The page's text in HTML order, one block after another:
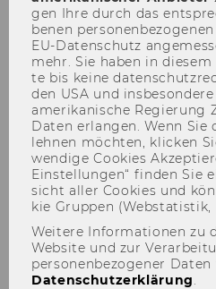
Sprachkurse
gen Ihre durch das
be­nen
EU-​Datenschutz
mehr. Sie haben in
te bis keine
den USA und
amerikanische Re­gie­rung
Daten er­lan­gen. Wenn
leh­nen möch­ten, kli­cken
wen­di­ge Coo­kies
Ein­stel­lun­gen“ fin­den Sie
sicht aller Coo­kies und
kie Grup­pen
Weitere Informationen zu
Website und zur
personenbezogener
Datenschutzerklärung.